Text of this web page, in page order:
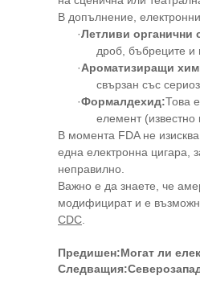
В допълнение,
·Летливи органични
дроб, бъбреците и
·Ароматизиращи
свързан със
·Формалдехид:Това
елемент (известно
В момента FDA не
една електронна цигара,
неправилно.
Важно е да знаете, че
модифицират и е
CDC
Предишен:Могат ли
Следващия: